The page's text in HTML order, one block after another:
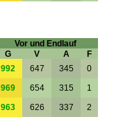
Vor und Endlauf
G V A
F
992 647 345 0
969 654 315 1
963 626 337
2